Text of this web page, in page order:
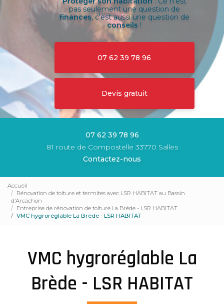
pas seulement une question de
finances, c'est aussi une question de
conseils !
07 62 39 78 96
Devis gratuit
07 62 39 78 96
81 route de Compostelle 33770 Salles
Contactez-nous
Accueil
Rénovation de toiture et termites avec LSR HABITAT au Bassin
d'Arcachon
Entreprise de rénovation de toiture La Brède - LSR HABITAT
VMC hygroréglable La Brède - LSR HABITAT
VMC hygroréglable La
Brède - LSR HABITAT